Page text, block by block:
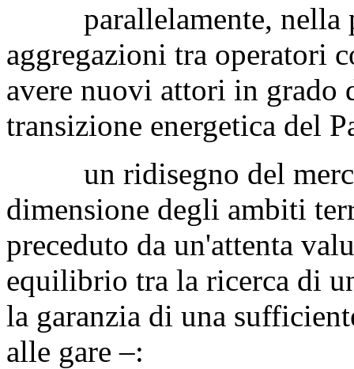
parallelamente, nella
aggregazioni tra operatori
avere nuovi attori in grado
transizione energetica del
un ridisegno del
dimensione degli ambiti
preceduto da un'attenta
equilibrio tra la ricerca di
la garanzia di una
alle gare –: